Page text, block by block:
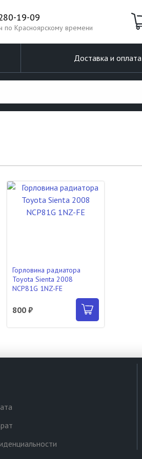
19-09
по Красноярскому времени
Доставка и оплата
Горловина радиатора
Toyota Sienta 2008
NCP81G 1NZ-FE
800 ₽